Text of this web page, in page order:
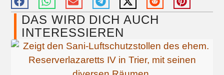
DAS WIRD DICH AUCH
INTERESSIEREN​